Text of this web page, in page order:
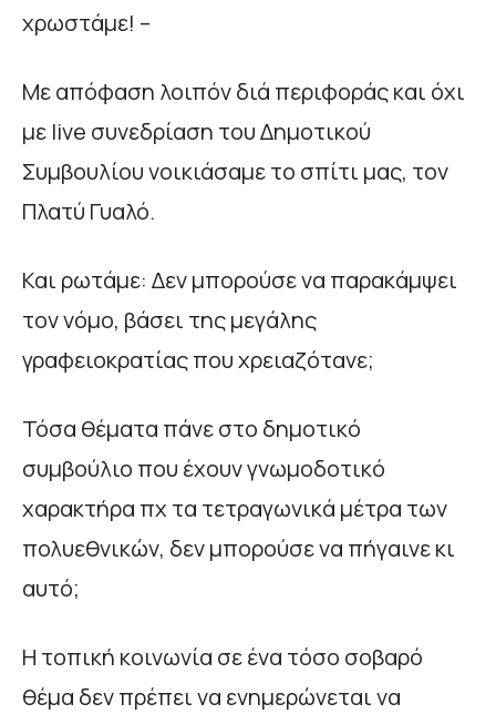
χρωστάμε! –
Με απόφαση λοιπόν διά περιφοράς και όχι
με live συνεδρίαση του Δημοτικού
Συμβουλίου νοικιάσαμε το σπίτι μας, τον
Πλατύ Γυαλό.
Και ρωτάμε: Δεν μπορούσε να παρακάμψει
τον νόμο, βάσει της μεγάλης
γραφειοκρατίας που χρειαζότανε;
Τόσα θέματα πάνε στο δημοτικό
συμβούλιο που έχουν γνωμοδοτικό
χαρακτήρα πχ τα τετραγωνικά μέτρα των
πολυεθνικών, δεν μπορούσε να πήγαινε κι
αυτό;
Η τοπική κοινωνία σε ένα τόσο σοβαρό
θέμα δεν πρέπει να ενημερώνεται να